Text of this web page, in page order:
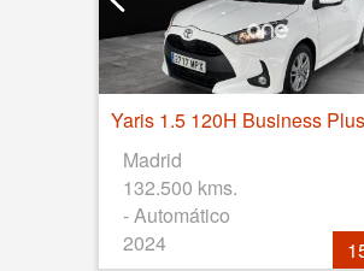
Yaris 1.5 120H Business Plus
Madrid
132.500 kms.
- Automático
2024